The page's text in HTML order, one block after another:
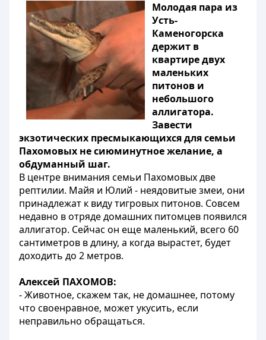
Молодая пара из
Усть-
Каменогорска
держит в
квартире двух
маленьких
питонов и
небольшого
аллигатора.
Завести
экзотических пресмыкающихся для семьи
Пахомовых не сиюминутное желание, а
обдуманный шаг.
В центре внимания семьи Пахомовых две
рептилии. Майя и Юлий - неядовитые змеи, они
принадлежат к виду тигровых питонов. Совсем
недавно в отряде домашних питомцев появился
аллигатор. Сейчас он еще маленький, всего 60
сантиметров в длину, а когда вырастет, будет
доходить до 2 метров.
Алексей ПАХОМОВ:
- Животное, скажем так, не домашнее, потому
что своенравное, может укусить, если
неправильно обращаться.